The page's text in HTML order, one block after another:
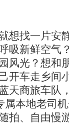
想找一片安
吸新鲜空气
风光？想和
开车走乡间
天商旅车队
属本地老司
拍、自由慢